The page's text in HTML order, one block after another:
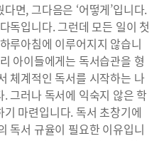
면, 그다음은 ‘어떻게’입니다.
독입니다. 그런데 모든 일이 첫
루아침에 이루어지지 않습니
아이들에게는 독서습관을 형
체계적인 독서를 시작하는 나
그러나 독서에 익숙지 않은 학
마련입니다. 독서 초창기에
독서 규율이 필요한 이유입니